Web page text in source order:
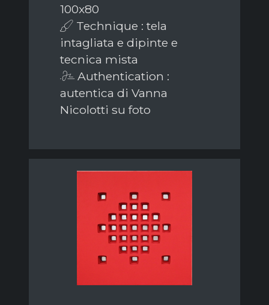
100x80
Technique : tela
intagliata e dipinte e
tecnica mista
Authentication :
autentica di Vanna
Nicolotti su foto